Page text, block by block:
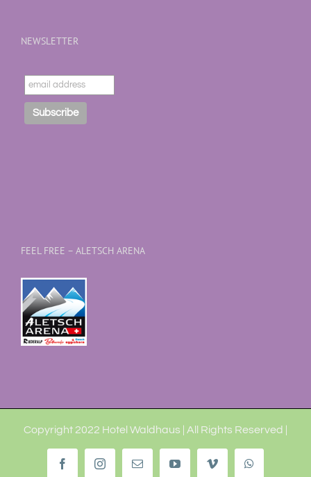
NEWSLETTER
FEEL FREE – ALETSCH ARENA
Copyright 2022 Hotel Waldhaus | All Rights Reserved |
FacebookInstagramEmail YouTubeVimeo